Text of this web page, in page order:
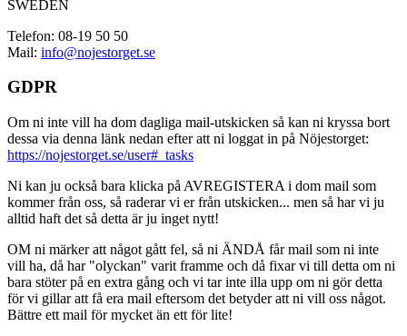
SWEDEN
Telefon: 08-19 50 50
Mail: info@nojestorget.se
GDPR
Om ni inte vill ha dom dagliga mail-utskicken så kan ni kryssa bort
dessa via denna länk nedan efter att ni loggat in på Nöjestorget:
https://nojestorget.se/user#_tasks
Ni kan ju också bara klicka på AVREGISTERA i dom mail som
kommer från oss, så raderar vi er från utskicken... men så har vi ju
alltid haft det så detta är ju inget nytt!
OM ni märker att något gått fel, så ni ÄNDÅ får mail som ni inte
vill ha, då har "olyckan" varit framme och då fixar vi till detta om ni
bara stöter på en extra gång och vi tar inte illa upp om ni gör detta
för vi gillar att få era mail eftersom det betyder att ni vill oss något.
Bättre ett mail för mycket än ett för lite!